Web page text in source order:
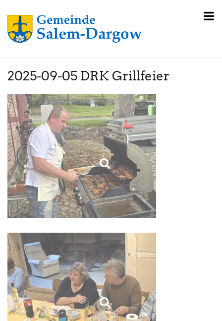
2025-09-05 DRK Grillfeier